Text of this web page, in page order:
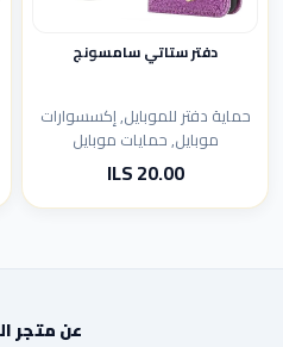
دفتر ستاتي سامسونج
حماية دفتر للموبايل, إكسسوارات
موبايل, حمايات موبايل
20.00 ILS
عن متجر